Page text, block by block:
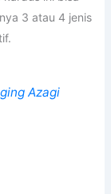
3 atau 4 jenis
Azagi